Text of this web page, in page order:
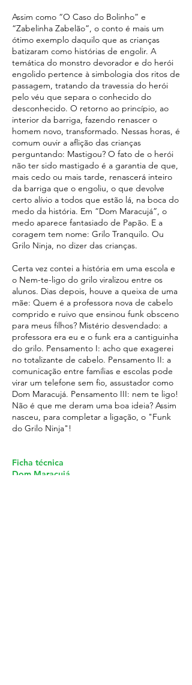
Assim como “O Caso do Bolinho” e
“Zabelinha Zabelão”, o conto é mais um
ótimo exemplo daquilo que as crianças
batizaram como histórias de engolir. A
temática do monstro devorador e do herói
engolido pertence à simbologia dos ritos de
passagem, tratando da travessia do herói
pelo véu que separa o conhecido do
desconhecido. O retorno ao princípio, ao
interior da barriga, fazendo renascer o
homem novo, transformado. Nessas horas, é
comum ouvir a aflição das crianças
perguntando: Mastigou? O fato de o herói
não ter sido mastigado é a garantia de que,
mais cedo ou mais tarde, renascerá inteiro
da barriga que o engoliu, o que devolve
certo alívio a todos que estão lá, na boca do
medo da história. Em “Dom Maracujá”, o
medo aparece fantasiado de Papão. E a
coragem tem nome: Grilo Tranquilo. Ou
Grilo Ninja, no dizer das crianças.
Certa vez contei a história em uma escola e
o Nem-te-ligo do grilo viralizou entre os
alunos. Dias depois, houve a queixa de uma
mãe: Quem é a professora nova de cabelo
comprido e ruivo que ensinou funk obsceno
para meus filhos? Mistério desvendado: a
professora era eu e o funk era a cantiguinha
do grilo. Pensamento I: acho que exagerei
no totalizante de cabelo. Pensamento II: a
comunicação entre famílias e escolas pode
virar um telefone sem fio, assustador como
Dom Maracujá. Pensamento III: nem te ligo!
Não é que me deram uma boa ideia? Assim
nasceu, para completar a ligação, o "Funk
do Grilo Ninja"!
Ficha técnica
Dom Maracujá